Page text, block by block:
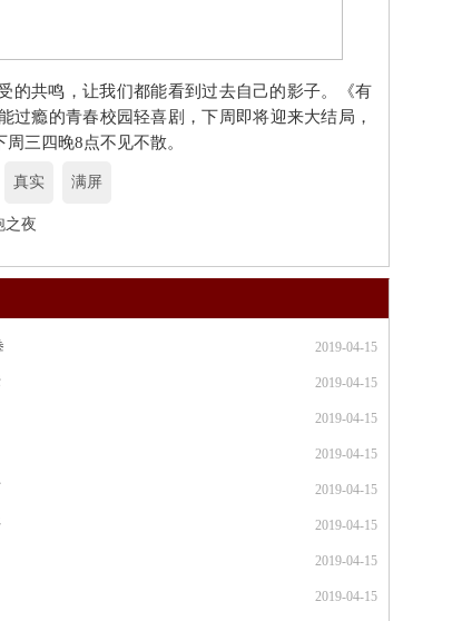
的共鸣，让我们都能看到过去自己的影子。《有
瘾的青春校园轻喜剧，下周即将迎来大结局，
三四晚8点不见不散。
真实 满屏
之夜
2019-04-15
2019-04-15
2019-04-15
2019-04-15
2019-04-15
2019-04-15
2019-04-15
2019-04-15